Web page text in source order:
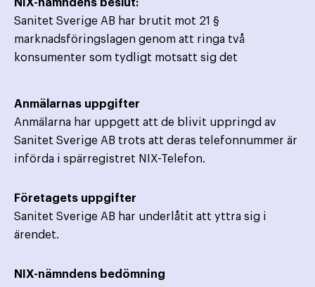
NIX-nämndens beslut:
Sanitet Sverige AB har brutit mot 21 §
marknadsföringslagen genom att ringa två
konsumenter som tydligt motsatt sig det
Anmälarnas uppgifter
Anmälarna har uppgett att de blivit uppringd av
Sanitet Sverige AB trots att deras telefonnummer är
införda i spärregistret NIX-Telefon.
Företagets uppgifter
Sanitet Sverige AB har underlåtit att yttra sig i
ärendet.
NIX-nämndens bedömning